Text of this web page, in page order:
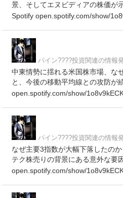
景、そしてエヌビディアの株価が
Spotify open.spotify.com/show/
パイン????投資関連の情報
中東情勢に揺れる米国株市場、な
と、今後の移動平均線との攻防
open.spotify.com/show/
パイン????投資関連の情報
なぜ主要3指数が大幅下落したの
テク株売りの背景にある意外な要
open.spotify.com/show/